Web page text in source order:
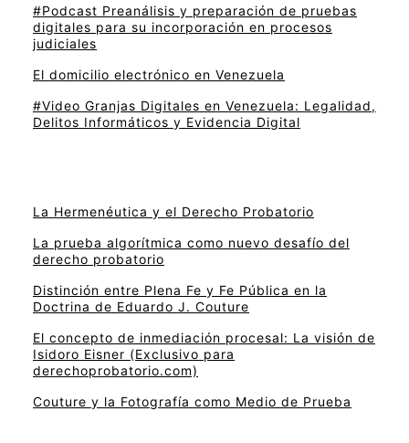
#Podcast Preanálisis y preparación de pruebas
digitales para su incorporación en procesos
judiciales
El domicilio electrónico en Venezuela
#Video Granjas Digitales en Venezuela: Legalidad,
Delitos Informáticos y Evidencia Digital
La Hermenéutica y el Derecho Probatorio
La prueba algorítmica como nuevo desafío del
derecho probatorio
Distinción entre Plena Fe y Fe Pública en la
Doctrina de Eduardo J. Couture
El concepto de inmediación procesal: La visión de
Isidoro Eisner (Exclusivo para
derechoprobatorio.com)
Couture y la Fotografía como Medio de Prueba